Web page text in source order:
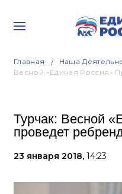
Главная Наша
Весной «Единая Россия»
Турчак: Весной
проведет
23 января 2018, 14:23